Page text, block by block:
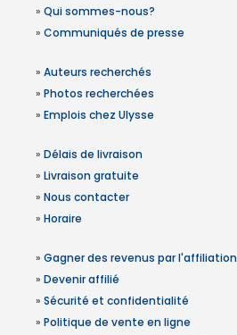
» Qui sommes-nous?
» Communiqués de presse
» Auteurs recherchés
» Photos recherchées
» Emplois chez Ulysse
» Délais de livraison
» Livraison gratuite
» Nous contacter
» Horaire
» Gagner des revenus par l'affiliation
» Devenir affilié
» Sécurité et confidentialité
» Politique de vente en ligne